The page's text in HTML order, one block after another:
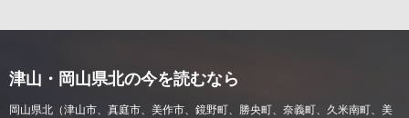
津山・岡山県北の今を読むなら
岡山県北（津山市、真庭市、美作市、鏡野町、勝央町、奈義町、久米南町、美